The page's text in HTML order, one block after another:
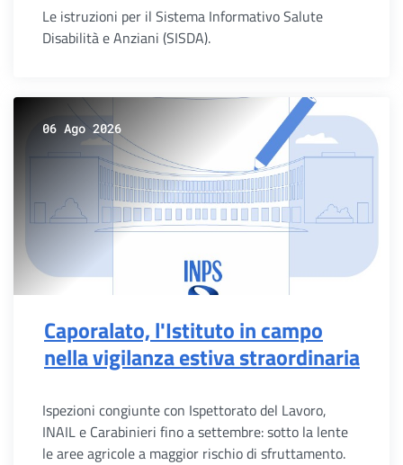
Le istruzioni per il Sistema Informativo Salute
Disabilità e Anziani (SISDA).
06 Ago 2026
Caporalato, l'Istituto in campo
nella vigilanza estiva straordinaria
Ispezioni congiunte con Ispettorato del Lavoro,
INAIL e Carabinieri fino a settembre: sotto la lente
le aree agricole a maggior rischio di sfruttamento.